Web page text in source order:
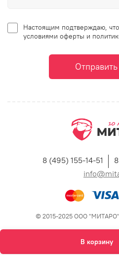
В корзину
Настоящим подтверждаю,
условиями оферты и
8 (495) 155-14-51
© 2015-2025 ООО